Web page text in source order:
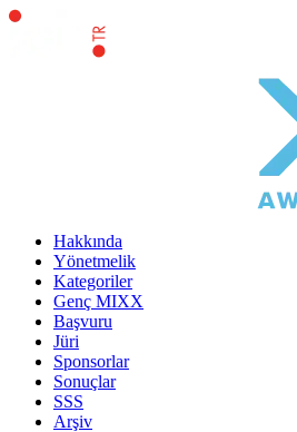
Hakkında
Yönetmelik
Kategoriler
Genç MIXX
Başvuru
Jüri
Sponsorlar
Sonuçlar
SSS
Arşiv